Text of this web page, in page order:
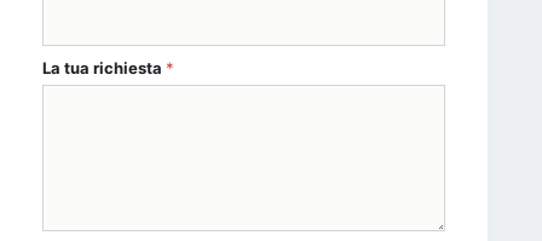
Telefono Telefono Nome
La tua richiesta *